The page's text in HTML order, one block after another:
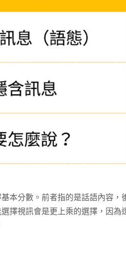
本分數。前者指的是話語內容，
擇視訊會是更上乘的選擇，因為